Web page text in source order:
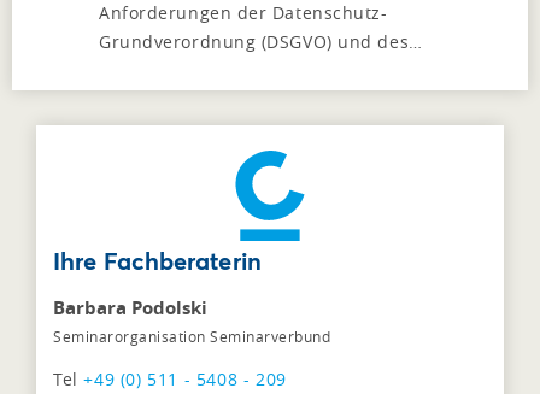
Anforderungen der Datenschutz-
Grundverordnung (DSGVO) und des…
Ihre Fachberaterin
Barbara Podolski
Seminarorganisation Seminarverbund
Tel+49 (0) 511 - 5408 - 209